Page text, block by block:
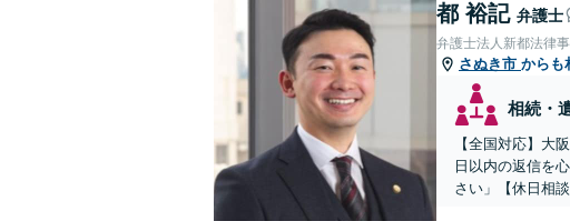
都 裕記 弁護士
弁護士法人新都法律
さぬき市 からも
相続・
【全国対応】大
日以内の返信を
さい」【休日相談